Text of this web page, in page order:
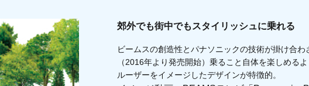
郊外でも街中でもスタイリッシュに乗れる
ビームスの創造性とパナソニックの技術が掛け合わ
（2016年より発売開始）乗ること自体を楽しめる
ルーザーをイメージしたデザインが特徴的。